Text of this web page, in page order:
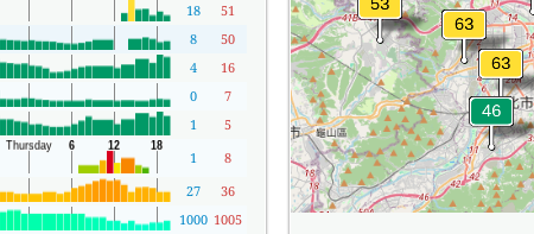
18
51
8
50
4
16
0
7
1
5
1
8
27
36
1000 1005